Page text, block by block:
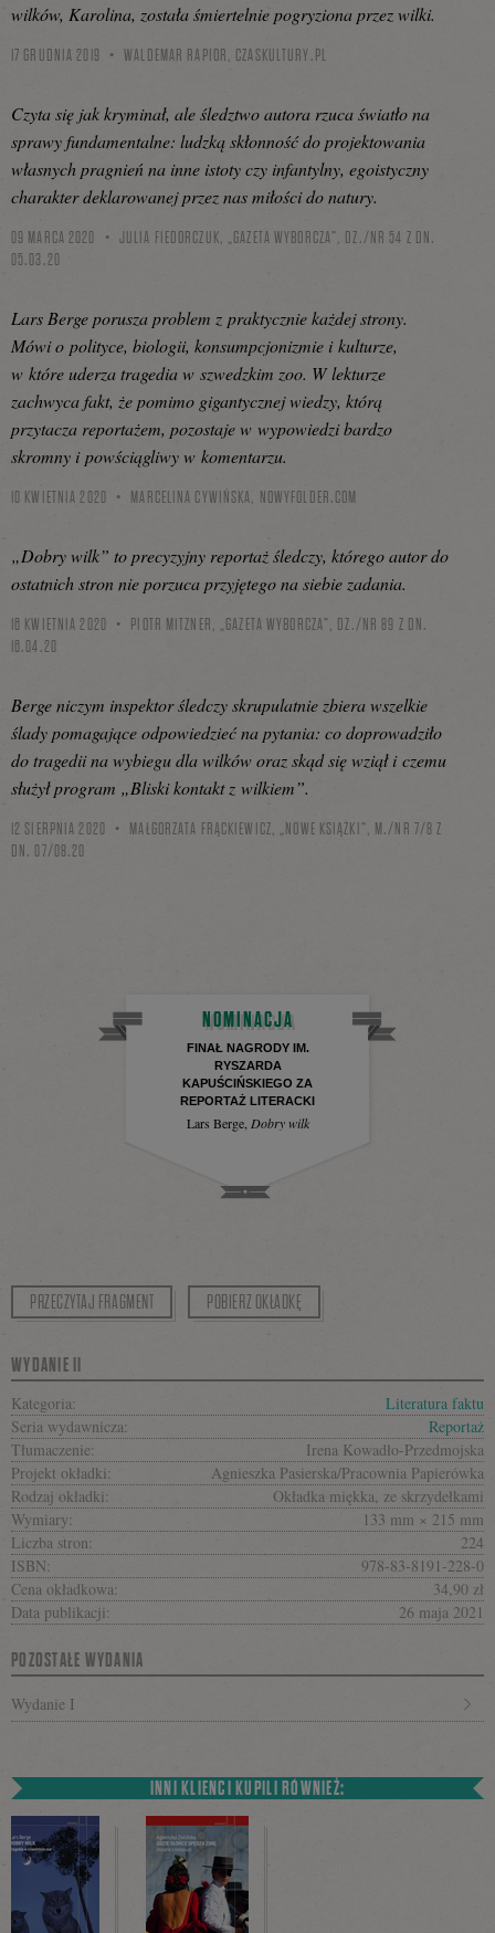
wilków, Karolina, została śmiertelnie pogryziona przez wilki.
17 GRUDNIA 2019 WALDEMAR RAPIOR, CZASKULTURY.PL
Czyta się jak kryminał, ale śledztwo autora rzuca światło na
sprawy fundamentalne: ludzką skłonność do projektowania
własnych pragnień na inne istoty czy infantylny, egoistyczny
charakter deklarowanej przez nas miłości do natury.
09 MARCA 2020
JULIA FIEDORCZUK, „GAZETA WYBORCZA”, DZ./NR 54 Z DN.
05.03.20
Lars Berge porusza problem z praktycznie każdej strony.
Mówi o polityce, biologii, konsumpcjonizmie i kulturze,
w które uderza tragedia w szwedzkim zoo. W lekturze
zachwyca fakt, że pomimo gigantycznej wiedzy, którą
przytacza reportażem, pozostaje w wypowiedzi bardzo
skromny i powściągliwy w komentarzu.
10 KWIETNIA 2020 MARCELINA CYWIŃSKA, NOWYFOLDER.COM
„Dobry wilk” to precyzyjny reportaż śledczy, którego autor do
ostatnich stron nie porzuca przyjętego na siebie zadania.
16 KWIETNIA 2020
PIOTR MITZNER, „GAZETA WYBORCZA”, DZ./NR 89 Z DN.
16.04.20
Berge niczym inspektor śledczy skrupulatnie zbiera wszelkie
ślady pomagające odpowiedzieć na pytania: co doprowadziło
do tragedii na wybiegu dla wilków oraz skąd się wziął i czemu
służył program „Bliski kontakt z wilkiem”.
12 SIERPNIA 2020
MAŁGORZATA FRĄCKIEWICZ, „NOWE KSIĄŻKI”, M./NR 7/8 Z
DN. 07/08.20
PRZECZYTAJ FRAGMENT POBIERZ OKŁADKĘ
WYDANIE II
Kategoria:
Literatura faktu
Seria wydawnicza:
Reportaż
Tłumaczenie:
Irena Kowadło-Przedmojska
Projekt okładki:
Agnieszka Pasierska/Pracownia Papierówka
Rodzaj okładki:
Okładka miękka, ze skrzydełkami
Wymiary:
133 mm × 215 mm
Liczba stron:
224
ISBN:
978-83-8191-228-0
Cena okładkowa:
34,90 zł
Data publikacji:
26 maja 2021
POZOSTAŁE WYDANIA
Wydanie I
NOMINACJA
FINAŁ NAGRODY IM.
RYSZARDA
KAPUŚCIŃSKIEGO ZA
REPORTAŻ LITERACKI
Lars Berge,Dobry wilk
INNI KLIENCI KUPILI RÓWNIEŻ: